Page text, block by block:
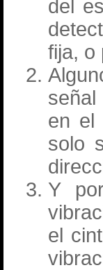
del
fija, o
señal
en el
solo
Y
el